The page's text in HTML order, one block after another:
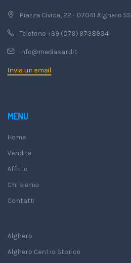
Piazza Civica, 22 - 07041 Alghero SS
Telefono +39 (079) 9738934
info@mediasard.it
Invia un email
MENU
Home
Vendita
Affitto
Chi siamo
Contatti
Alghero
Alghero Centro Storico